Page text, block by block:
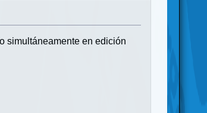
simultáneamente en edición